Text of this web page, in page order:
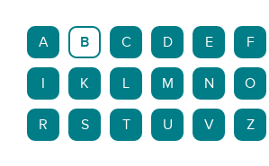
A B C D E F
K L M N O
R S T U V Z